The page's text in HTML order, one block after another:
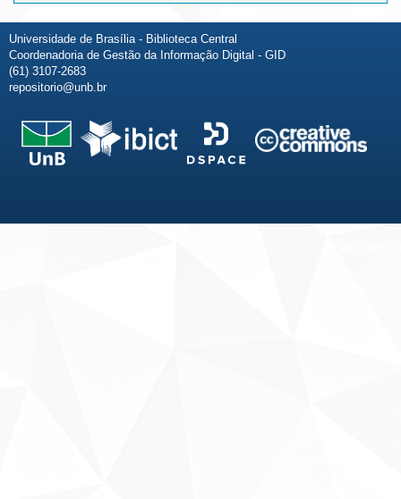
Universidade de Brasília - Biblioteca Central
Coordenadoria de Gestão da Informação Digital - GID
(61) 3107-2683
repositorio@unb.br